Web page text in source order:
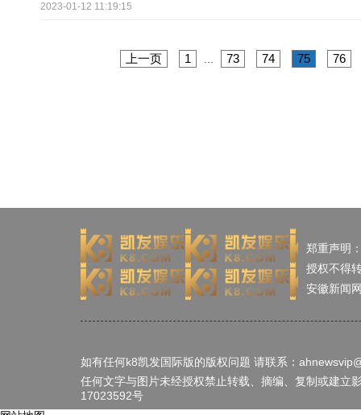
2023-01-12 11:19:15
上一页 1 73 74 75 76
郑重声明
授权不得
安徽新闻
如有任何k8凯发国际版的版权问题 请联系：
任何文字与图片未经授权禁止转载、摘编、复制或建立
17023592号